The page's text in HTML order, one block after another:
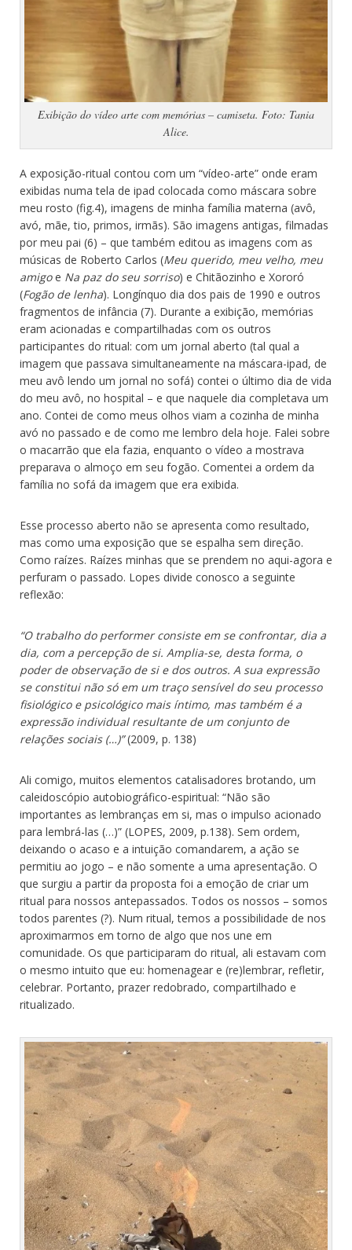
Exibição do vídeo arte com memórias – camiseta. Foto: Tania
Alice.
A exposição-ritual contou com um “vídeo-arte” onde eram
exibidas numa tela de ipad colocada como máscara sobre
meu rosto (fig.4), imagens de minha família materna (avô,
avó, mãe, tio, primos, irmãs). São imagens antigas, filmadas
por meu pai (6) – que também editou as imagens com as
músicas de Roberto Carlos (Meu querido, meu velho, meu
amigoe Na paz do seu sorriso) e Chitãozinho e Xororó
(Fogão de lenha). Longínquo dia dos pais de 1990 e outros
fragmentos de infância (7). Durante a exibição, memórias
eram acionadas e compartilhadas com os outros
participantes do ritual: com um jornal aberto (tal qual a
imagem que passava simultaneamente na máscara-ipad, de
meu avô lendo um jornal no sofá) contei o último dia de vida
do meu avô, no hospital – e que naquele dia completava um
ano. Contei de como meus olhos viam a cozinha de minha
avó no passado e de como me lembro dela hoje. Falei sobre
o macarrão que ela fazia, enquanto o vídeo a mostrava
preparava o almoço em seu fogão. Comentei a ordem da
família no sofá da imagem que era exibida.
Esse processo aberto não se apresenta como resultado,
mas como uma exposição que se espalha sem direção.
Como raízes. Raízes minhas que se prendem no aqui-agora e
perfuram o passado. Lopes divide conosco a seguinte
reflexão:
“O trabalho do performer consiste em se confrontar, dia a
dia, com a percepção de si. Amplia-se, desta forma, o
poder de observação de si e dos outros. A sua expressão
se constitui não só em um traço sensível do seu processo
fisiológico e psicológico mais íntimo, mas também é a
expressão individual resultante de um conjunto de
relações sociais (…)”(2009, p. 138)
Ali comigo, muitos elementos catalisadores brotando, um
caleidoscópio autobiográfico-espiritual: “Não são
importantes as lembranças em si, mas o impulso acionado
para lembrá-las (…)” (LOPES, 2009, p.138). Sem ordem,
deixando o acaso e a intuição comandarem, a ação se
permitiu ao jogo – e não somente a uma apresentação. O
que surgiu a partir da proposta foi a emoção de criar um
ritual para nossos antepassados. Todos os nossos – somos
todos parentes (?). Num ritual, temos a possibilidade de nos
aproximarmos em torno de algo que nos une em
comunidade. Os que participaram do ritual, ali estavam com
o mesmo intuito que eu: homenagear e (re)lembrar, refletir,
celebrar. Portanto, prazer redobrado, compartilhado e
ritualizado.